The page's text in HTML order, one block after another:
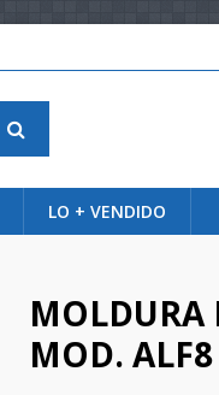
LO + VENDIDO
MOLDURA
MOD. ALF8